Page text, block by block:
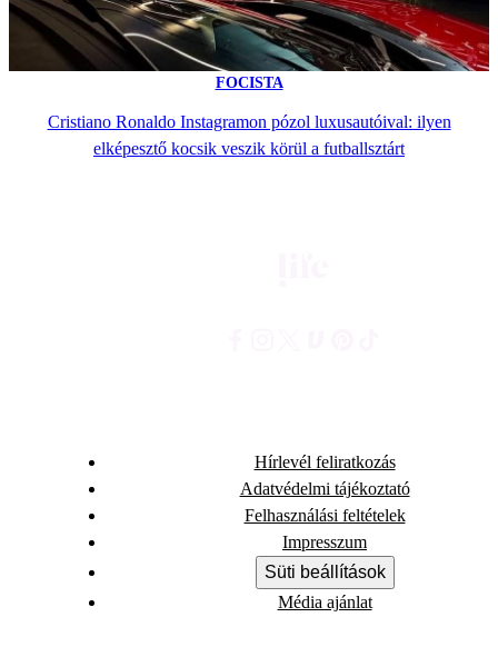
FOCISTA
Cristiano Ronaldo Instagramon pózol luxusautóival: ilyen
elképesztő kocsik veszik körül a futballsztárt
Hírlevél feliratkozás
Adatvédelmi tájékoztató
Felhasználási feltételek
Impresszum
Süti beállítások
Média ajánlat